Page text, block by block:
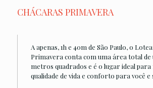
CHÁCARAS PRIMAVERA
A apenas, 1h e 40m de São Paulo, o
Primavera conta com uma área total de
metros quadrados e é o lugar ideal
qualidade de vida e conforto para você e